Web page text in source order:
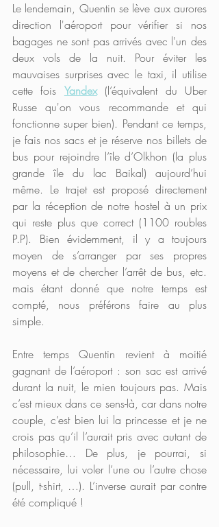
Le lendemain, Quentin se lève aux aurores
direction l'aéroport pour vérifier si nos
bagages ne sont pas arrivés avec l'un des
deux vols de la nuit. Pour éviter les
mauvaises surprises avec le taxi, il utilise
cette fois Yandex (l’équivalent du Uber
Russe qu'on vous recommande et qui
fonctionne super bien). Pendant ce temps,
je fais nos sacs et je réserve nos billets de
bus pour rejoindre l’île d’Olkhon (la plus
grande île du lac Baikal) aujourd’hui
même. Le trajet est proposé directement
par la réception de notre hostel à un prix
qui reste plus que correct (1100 roubles
P.P). Bien évidemment, il y a toujours
moyen de s’arranger par ses propres
moyens et de chercher l’arrêt de bus, etc.
mais étant donné que notre temps est
compté, nous préférons faire au plus
simple.
Entre temps Quentin revient à moitié
gagnant de l’aéroport : son sac est arrivé
durant la nuit, le mien toujours pas. Mais
c’est mieux dans ce sens-là, car dans notre
couple, c’est bien lui la princesse et je ne
crois pas qu’il l’aurait pris avec autant de
philosophie… De plus, je pourrai, si
nécessaire, lui voler l’une ou l’autre chose
(pull, t-shirt, …). L’inverse aurait par contre
été compliqué !